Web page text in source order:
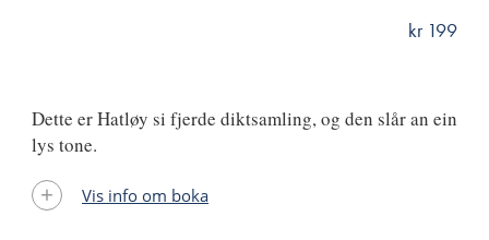
kr 199
Dette er Hatløy si fjerde diktsamling, og den slår an ein
lys tone.
Vis info om boka